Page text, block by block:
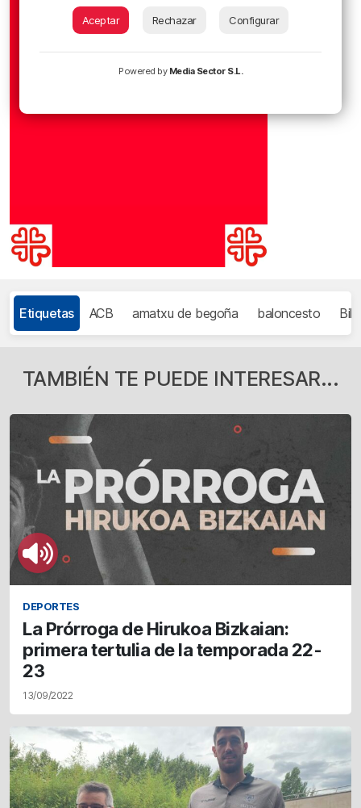
Etiquetas ACB amatxu de begoña baloncesto
TAMBIÉN TE PUEDE INTERESAR...
DEPORTES
La Prórroga de Hirukoa Bizkaian:
primera tertulia de la temporada 22-
23
13/09/2022
Aceptar Rechazar Configurar
Powered by Media Sector S.L.